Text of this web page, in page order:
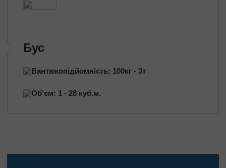
Бус
Вантажопідйомність: 100кг - 3т
Об'єм: 1 - 28 куб.м.